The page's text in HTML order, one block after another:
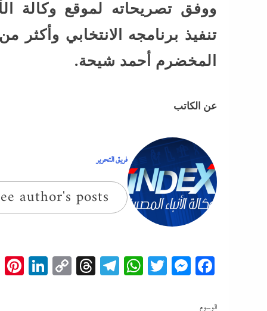
ووفق تصريحاته لموقع وكالة
تنفيذ برنامجه الانتخابي
المخضرم أحمد شيحة.
عن الكاتب
فريق التحرير
author's posts
Facebook
Messenger
Twitter
WhatsApp
Telegram
Threads
Copy
الوسوم